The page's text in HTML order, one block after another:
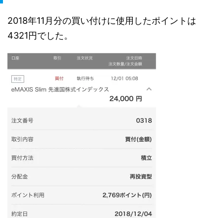
2018年11月分の買い付けに使用したポイントは
4321円でした。